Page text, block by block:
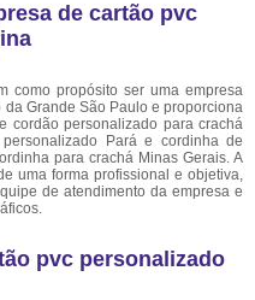
de cartão pvc
como propósito ser uma empresa
Grande São Paulo e proporciona
cordão personalizado para crachá
Pará e cordinha de
para crachá Minas Gerais. A
uma forma profissional e objetiva,
de atendimento da empresa e
pvc personalizado